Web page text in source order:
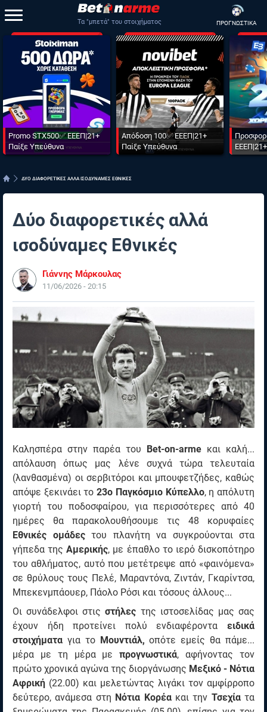
Τα "μπετά" του στοιχήματος ΠΡΟΓΝΩΣΤΙΚΑ
Promo STX500✅ ΕΕΕΠ|21+
Παίξε Υπεύθυνα
Απόδοση 100✅ ΕΕΕΠ|21+
Παίξε Υπεύθυνα
ΔΥΟ ΔΙΑΦΟΡΕΤΙΚΕΣ ΑΛΛΑ ΙΣΟΔΥΝΑΜΕΣ ΕΘΝΙΚΕΣ
Δύο διαφορετικές αλλά
ισοδύναμες Εθνικές
Γιάννης Μάρκουλας
11/06/2026 - 20:15
Καλησπέρα στην παρέα του Bet-on-arme και καλή...
απόλαυση όπως μας λένε συχνά τώρα τελευταία
(λανθασμένα) οι σερβιτόροι και μπουφετζήδες, καθώς
απόψε ξεκινάει το23ο Παγκόσμιο Κύπελλο, η απόλυτη
γιορτή του ποδοσφαίρου, για περισσότερες από 40
ημέρες θα παρακολουθήσουμε τις 48 κορυφαίες
Εθνικές ομάδεςτου πλανήτη να συγκρούονται στα
γήπεδα τηςΑμερικής, με έπαθλο το ιερό δισκοπότηρο
του αθλήματος, αυτό που μετέτρεψε από «φαινόμενα»
σε θρύλους τους Πελέ, Μαραντόνα, Ζιντάν, Γκαρίντσα,
Μπεκενμπάουερ, Πάολο Ρόσι και τόσους άλλους...
Οι συνάδελφοι στιςστήλες της ιστοσελίδας μας σας
έχουν ήδη προτείνει πολύ ενδιαφέροντα ειδικά
στοιχήματα για το Μουντιάλ, οπότε εμείς θα πάμε...
μέρα με τη μέρα μεπρογνωστικά, αφήνοντας τον
πρώτο χρονικά αγώνα της διοργάνωσης Μεξικό - Νότια
Αφρική (22.00) και μελετώντας λιγάκι τον αμφίρροπο
δεύτερο, ανάμεσα στη Νότια Κορέακαι την Τσεχία τα